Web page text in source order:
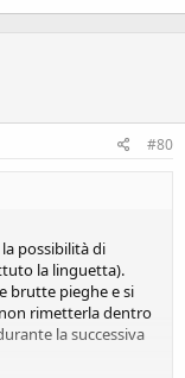
#80
possibilità di
la linguetta).
brutte pieghe e si
rimetterla dentro
la successiva